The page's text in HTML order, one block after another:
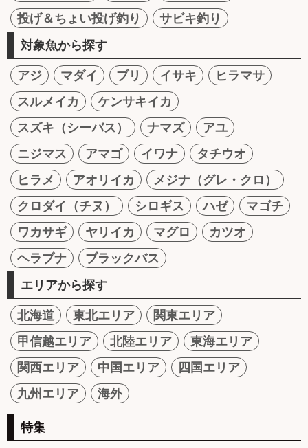
投げ＆ちょい投げ釣り
サビキ釣り
対象魚から探す
アジ マダイ ブリ イサキ
ヒラマサ
スルメイカ
ケンサキイカ
スズキ（シーバス）
ナマズ
アユ
ニジマス
アマゴ イワナ
タチウオ
ヒラメ
アオリイカ
メジナ（グレ・クロ）
クロダイ（チヌ）
シロギス ハゼ
マゴチ
ワカサギ
ヤリイカ マグロ
カツオ
ヘラブナ
ブラックバス
エリアから探す
北海道 東北エリア
関東エリア
甲信越エリア
北陸エリア
東海エリア
関西エリア
中国エリア
四国エリア
九州エリア
海外
特集